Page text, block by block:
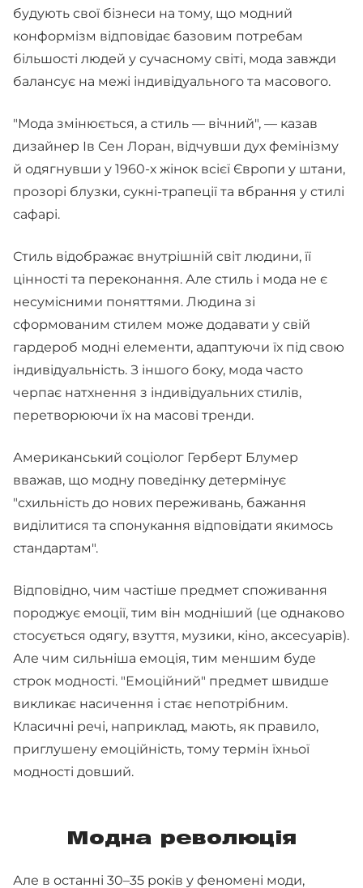
будують свої бізнеси на тому, що модний
конформізм відповідає базовим потребам
більшості людей у сучасному світі, мода завжди
балансує на межі індивідуального та масового.
"Мода змінюється, а стиль — вічний", — казав
дизайнер Ів Сен Лоран, відчувши дух фемінізму
й одягнувши у 1960-х жінок всієї Європи у штани,
прозорі блузки, сукні-трапеції та вбрання у стилі
сафарі.
Стиль відображає внутрішній світ людини, її
цінності та переконання. Але стиль і мода не є
несумісними поняттями. Людина зі
сформованим стилем може додавати у свій
гардероб модні елементи, адаптуючи їх під свою
індивідуальність. З іншого боку, мода часто
черпає натхнення з індивідуальних стилів,
перетворюючи їх на масові тренди.
Американський соціолог Герберт Блумер
вважав, що модну поведінку детермінує
"схильність до нових переживань, бажання
виділитися та спонукання відповідати якимось
стандартам".
Відповідно, чим частіше предмет споживання
породжує емоції, тим він модніший (це однаково
стосується одягу, взуття, музики, кіно, аксесуарів).
Але чим сильніша емоція, тим меншим буде
строк модності. "Емоційний" предмет швидше
викликає насичення і стає непотрібним.
Класичні речі, наприклад, мають, як правило,
приглушену емоційність, тому термін їхньої
модності довший.
Модна революція
Але в останні 30–35 років у феномені моди,